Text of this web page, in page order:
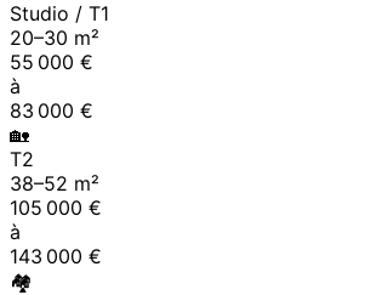
Studio / T1
20–30 m²
55 000 €
à
83 000 €
🏡
T2
38–52 m²
105 000 €
à
143 000 €
🏘